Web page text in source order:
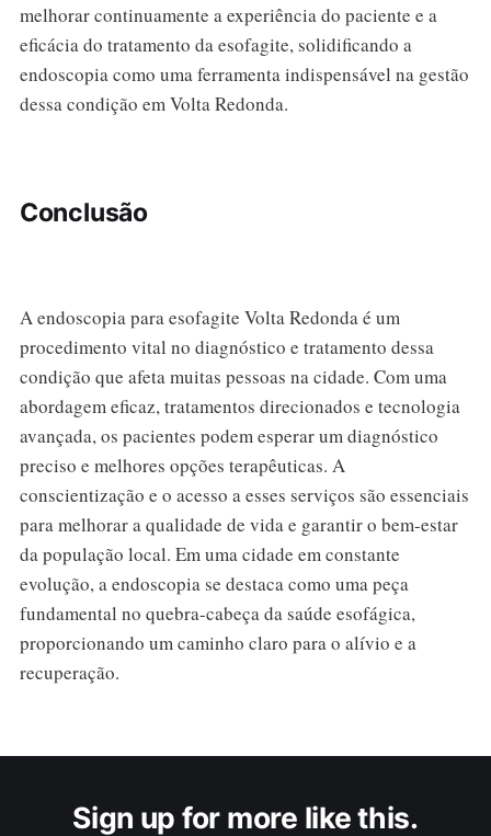
melhorar continuamente a experiência do paciente e a
eficácia do tratamento da esofagite, solidificando a
endoscopia como uma ferramenta indispensável na gestão
dessa condição em Volta Redonda.
Conclusão
A endoscopia para esofagite Volta Redonda é um
procedimento vital no diagnóstico e tratamento dessa
condição que afeta muitas pessoas na cidade. Com uma
abordagem eficaz, tratamentos direcionados e tecnologia
avançada, os pacientes podem esperar um diagnóstico
preciso e melhores opções terapêuticas. A
conscientização e o acesso a esses serviços são essenciais
para melhorar a qualidade de vida e garantir o bem-estar
da população local. Em uma cidade em constante
evolução, a endoscopia se destaca como uma peça
fundamental no quebra-cabeça da saúde esofágica,
proporcionando um caminho claro para o alívio e a
recuperação.
Sign up for more like this.